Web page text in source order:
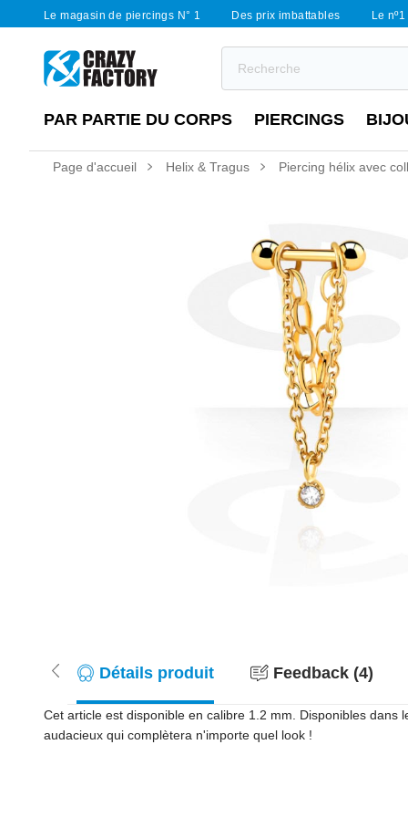
Le magasin de piercings N° 1 Des prix imbattables Le
PAR PARTIE DU CORPS PIERCINGS
Page d'accueil Helix & Tragus Piercing hélix avec
Détails produit Feedback (4)
Cet article est disponible en calibre 1.2 mm. Disponibles
audacieux qui complètera n'importe quel look !